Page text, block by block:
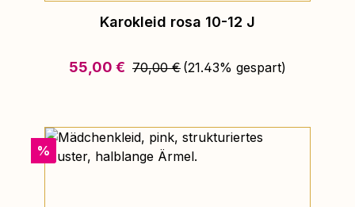
Karokleid rosa 10-12 J
Verkaufspreis:
55,00 € Regulärer Preis:
70,00 € (21.43% gespart)
Rabatt
%